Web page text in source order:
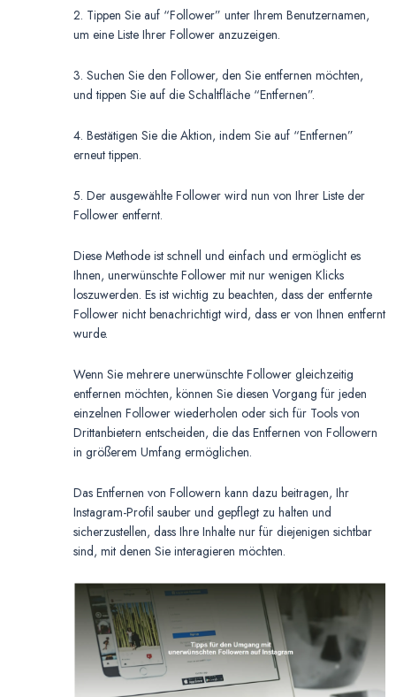
2. Tippen Sie auf “Follower” unter Ihrem Benutzernamen,
um eine Liste Ihrer Follower anzuzeigen.
3. Suchen Sie den Follower, den Sie entfernen möchten,
und tippen Sie auf die Schaltfläche “Entfernen”.
4. Bestätigen Sie die Aktion, indem Sie auf “Entfernen”
erneut tippen.
5. Der ausgewählte Follower wird nun von Ihrer Liste der
Follower entfernt.
Diese Methode ist schnell und einfach und ermöglicht es
Ihnen, unerwünschte Follower mit nur wenigen Klicks
loszuwerden. Es ist wichtig zu beachten, dass der entfernte
Follower nicht benachrichtigt wird, dass er von Ihnen entfernt
wurde.
Wenn Sie mehrere unerwünschte Follower gleichzeitig
entfernen möchten, können Sie diesen Vorgang für jeden
einzelnen Follower wiederholen oder sich für Tools von
Drittanbietern entscheiden, die das Entfernen von Followern
in größerem Umfang ermöglichen.
Das Entfernen von Followern kann dazu beitragen, Ihr
Instagram-Profil sauber und gepflegt zu halten und
sicherzustellen, dass Ihre Inhalte nur für diejenigen sichtbar
sind, mit denen Sie interagieren möchten.